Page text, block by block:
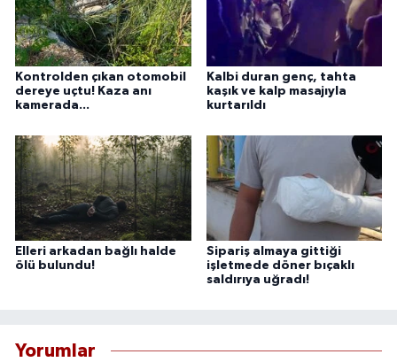
Kontrolden çıkan otomobil
dereye uçtu! Kaza anı
kamerada...
Kalbi duran genç, tahta
kaşık ve kalp masajıyla
kurtarıldı
Elleri arkadan bağlı halde
ölü bulundu!
Sipariş almaya gittiği
işletmede döner bıçaklı
saldırıya uğradı!
Yorumlar